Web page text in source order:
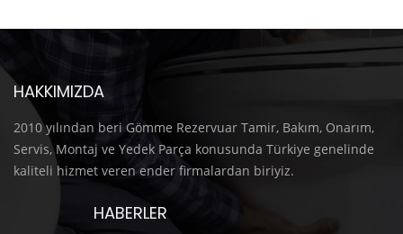
HAKKIMIZDA
2010 yılından beri Gömme Rezervuar Tamir, Bakım, Onarım,
Servis, Montaj ve Yedek Parça konusunda Türkiye genelinde
kaliteli hizmet veren ender firmalardan biriyiz.
HABERLER